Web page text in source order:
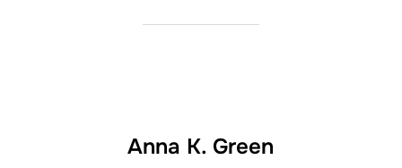
Anna K. Green